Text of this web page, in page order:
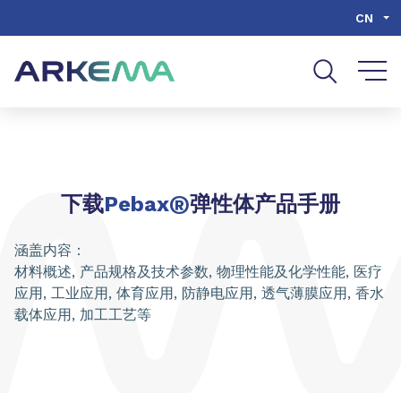
CN
下载Pebax®弹性体产品手册
涵盖内容：
材料概述, 产品规格及技术参数, 物理性能及化学性能, 医疗
应用, 工业应用, 体育应用, 防静电应用, 透气薄膜应用, 香水
载体应用, 加工工艺等